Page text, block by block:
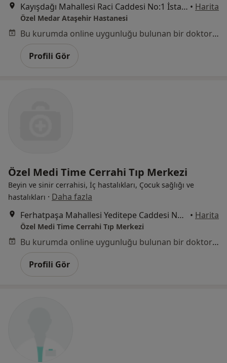
Kayışdağı Mahallesi Raci Caddesi No:1 İstanbul, Ataşehir • Harita
Özel Medar Ataşehir Hastanesi
Bu kurumda online uygunluğu bulunan bir doktor veya uzman bulunamadı
Profili Gör
Özel Medi Time Cerrahi Tıp Merkezi
Beyin ve sinir cerrahisi, İç hastalıkları, Çocuk sağlığı ve
hastalıkları · Daha fazla
Ferhatpaşa Mahallesi Yeditepe Caddesi No:85, Ataşehir
• Harita
Özel Medi Time Cerrahi Tıp Merkezi
Bu kurumda online uygunluğu bulunan bir doktor veya uzman bulunamadı
Profili Gör